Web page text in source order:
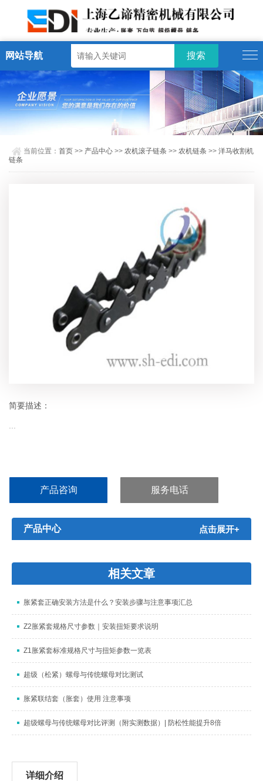
网站导航
当前位置：首页 >> 产品中心 >>农机滚子链条 >>农机链条 >>洋马收割机
链条
简要描述：
...
产品咨询 服务电话
产品中心 点击展开+
相关文章
胀紧套正确安装方法是什么？安装步骤与注意事项汇总
Z2胀紧套规格尺寸参数｜安装扭矩要求说明
Z1胀紧套标准规格尺寸与扭矩参数一览表
超级（松紧）螺母与传统螺母对比测试
胀紧联结套（胀套）使用 注意事项
超级螺母与传统螺母对比评测（附实测数据）| 防松性能提升8倍
详细介绍